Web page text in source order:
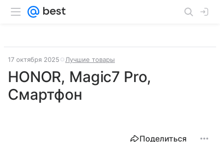
17 октября 2025 Лучшие товары
HONOR, Magic7 Pro,
Смартфон
Поделиться